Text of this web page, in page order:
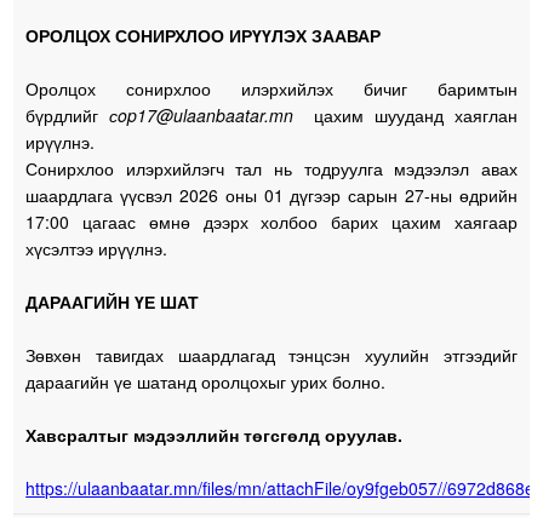
ОРОЛЦОХ СОНИРХЛОО ИРҮҮЛЭХ ЗААВАР
Оролцох сонирхлоо илэрхийлэх бичиг баримтын
бүрдлийг сop17@ulaanbaatar.mn
цахим шууданд хаяглан
ирүүлнэ.
Сонирхлоо илэрхийлэгч тал нь тодруулга мэдээлэл авах
шаардлага үүсвэл 2026 оны 01 дүгээр сарын 27-ны өдрийн
17:00 цагаас өмнө дээрх холбоо барих цахим хаягаар
хүсэлтээ ирүүлнэ.
ДАРААГИЙН ҮЕ ШАТ
Зөвхөн тавигдах шаардлагад тэнцсэн хуулийн этгээдийг
дараагийн үе шатанд оролцохыг урих болно.
Хавсралтыг мэдээллийн төгсгөлд оруулав.
https://ulaanbaatar.mn/files/mn/attachFile/oy9fgeb057//